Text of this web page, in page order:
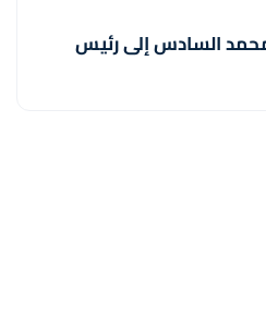
السادس إلى رئيس